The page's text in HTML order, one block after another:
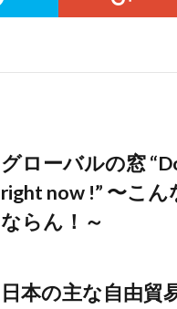
グローバルの窓
right now !” 〜こ
ならん！～
日本の主な自由